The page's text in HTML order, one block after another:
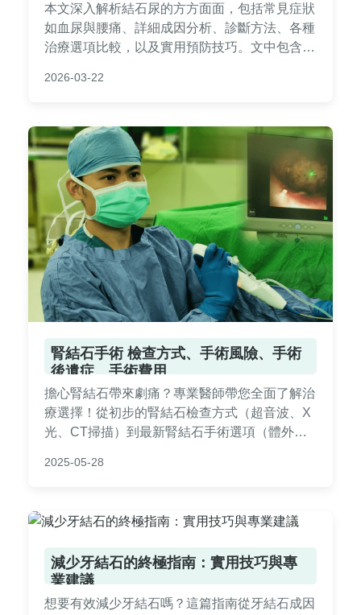
本文深入解析結石尿的方方面面，包括常見症狀
如血尿與腰痛、詳細成因分析、診斷方法、各種
治療選項比較，以及實用預防技巧。文中包含個
尿，做出明智健康決策。適合有相關困擾或想預
2026-03-22
腎結石手術 檢查方式、手術風險、手術
後遺症、手術費用
擔心腎結石帶來劇痛？專業醫師帶您全面了解治
療選擇！從初步的‌腎結石檢查方式‌（超音波、X
光、CT掃描）到最新‌腎結石手術‌選項（體外震
腎結石手術風險‌（出血、感染機率）與可能出現
（健保給付與自費項目差異），幫助您根據結石
衛教資訊！
2025-05-28
減少牙結石的終極指南：實用技巧與專
業建議
想要有效減少牙結石嗎？這篇指南從牙結石成因